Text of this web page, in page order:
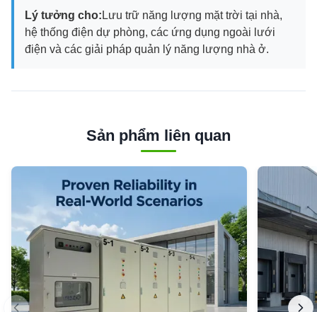
Lý tưởng cho: Lưu trữ năng lượng mặt trời tại nhà,
hệ thống điện dự phòng, các ứng dụng ngoài lưới
điện và các giải pháp quản lý năng lượng nhà ở.
Sản phẩm liên quan